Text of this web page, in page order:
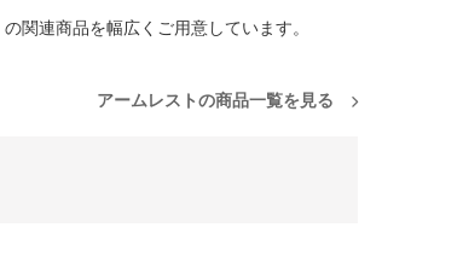
の関連商品を幅広くご用意しています。
アームレストの商品一覧を見る